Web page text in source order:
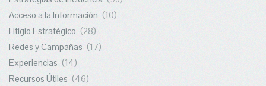
Acceso a la Información (10)
Litigio Estratégico (28)
Redes y Campañas (17)
Experiencias (14)
Recursos Útiles (46)